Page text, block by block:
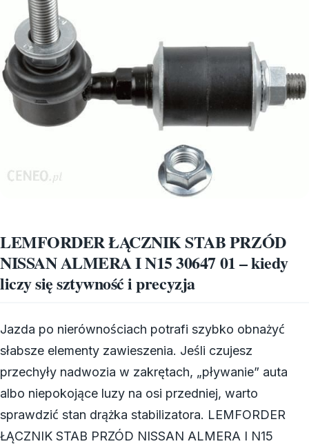
LEMFORDER ŁĄCZNIK STAB PRZÓD
NISSAN ALMERA I N15 30647 01 – kiedy
liczy się sztywność i precyzja
Jazda po nierównościach potrafi szybko obnażyć
słabsze elementy zawieszenia. Jeśli czujesz
przechyły nadwozia w zakrętach, „pływanie” auta
albo niepokojące luzy na osi przedniej, warto
sprawdzić stan drążka stabilizatora. LEMFORDER
ŁĄCZNIK STAB PRZÓD NISSAN ALMERA I N15